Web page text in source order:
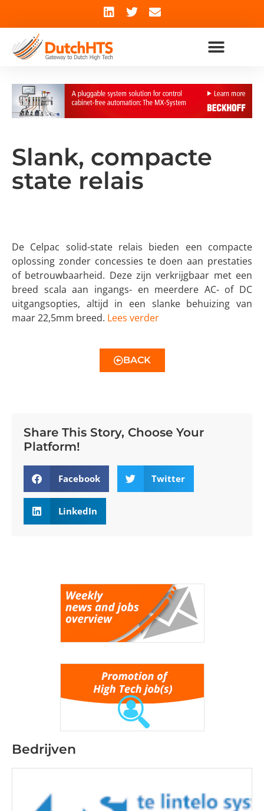
Slank, compacte
state relais
De Celpac solid-state relais bieden een compacte
oplossing zonder concessies te doen aan prestaties
of betrouwbaarheid. Deze zijn verkrijgbaar met een
breed scala aan ingangs- en meerdere AC- of DC
uitgangsopties, altijd in een slanke behuizing van
maar 22,5mm breed. Lees verder
BACK
Share This Story, Choose Your
Platform!
Facebook Twitter
LinkedIn
Bedrijven